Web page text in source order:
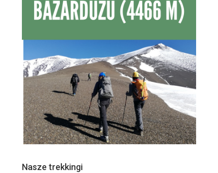
Nasze trekkingi